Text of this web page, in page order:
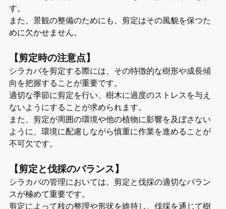
す。
また、景観の整備のためにも、剪定はその風貌を保つた
めに欠かせません。
【剪定時の注意点】
シラカバを剪定する際には、その特徴的な樹形や成長傾
向を把握することが重要です。
適切な季節に剪定を行い、樹木に過度のストレスを与え
ないようにすることが求められます。
また、剪定が周囲の環境や他の植物に影響を及ぼさない
ように、環境に配慮しながら慎重に作業を進めることが
不可欠です。
【剪定と伐採のバランス】
シラカバの管理においては、剪定と伐採の適切なバラン
スが極めて重要です。
剪定によって枝の整理や形状を維持し、伐採を通じて樹